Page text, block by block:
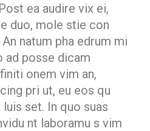
ea audire vix ei,
duo, mole stie con
natum pha edrum mi
ad posse dicam
onem vim an,
pri ut, eu eos qu
set. In quo suas
nt laboramu s vim